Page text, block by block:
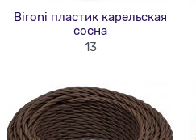
Bironi пластик карельская
сосна
13